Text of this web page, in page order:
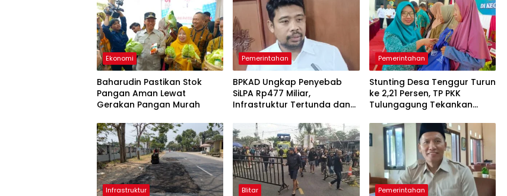
Ekonomi
Baharudin Pastikan Stok
Pangan Aman Lewat
Gerakan Pangan Murah
Pemerintahan
BPKAD Ungkap Penyebab
SiLPA Rp477 Miliar,
Infrastruktur Tertunda dan
Pemerintahan
Stunting Desa Tenggur Turun
ke 2,21 Persen, TP PKK
Tulungagung Tekankan
Berkelanjutan
Infrastruktur Blitar Pemerintahan